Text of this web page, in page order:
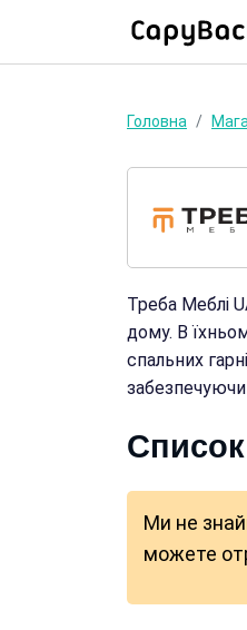
Головна
Треба Меблі
дому. В
спальних
Ми не
можете